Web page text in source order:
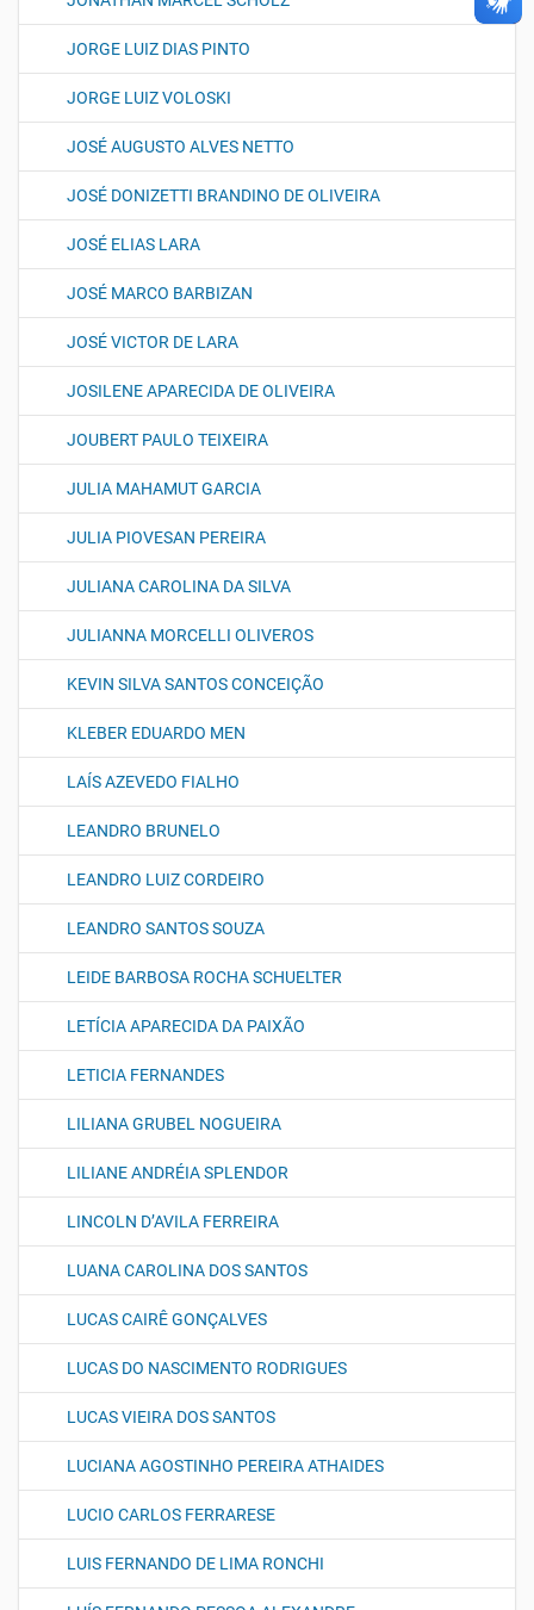
JORGE LUIZ DIAS PINTO
JORGE LUIZ VOLOSKI
JOSÉ AUGUSTO ALVES NETTO
JOSÉ DONIZETTI BRANDINO DE OLIVEIRA
JOSÉ ELIAS LARA
JOSÉ MARCO BARBIZAN
JOSÉ VICTOR DE LARA
JOSILENE APARECIDA DE OLIVEIRA
JOUBERT PAULO TEIXEIRA
JULIA MAHAMUT GARCIA
JULIA PIOVESAN PEREIRA
JULIANA CAROLINA DA SILVA
JULIANNA MORCELLI OLIVEROS
KEVIN SILVA SANTOS CONCEIÇÃO
KLEBER EDUARDO MEN
LAÍS AZEVEDO FIALHO
LEANDRO BRUNELO
LEANDRO LUIZ CORDEIRO
LEANDRO SANTOS SOUZA
LEIDE BARBOSA ROCHA SCHUELTER
LETÍCIA APARECIDA DA PAIXÃO
LETICIA FERNANDES
LILIANA GRUBEL NOGUEIRA
LILIANE ANDRÉIA SPLENDOR
LINCOLN D’AVILA FERREIRA
LUANA CAROLINA DOS SANTOS
LUCAS CAIRÊ GONÇALVES
LUCAS DO NASCIMENTO RODRIGUES
LUCAS VIEIRA DOS SANTOS
LUCIANA AGOSTINHO PEREIRA ATHAIDES
LUCIO CARLOS FERRARESE
LUIS FERNANDO DE LIMA RONCHI